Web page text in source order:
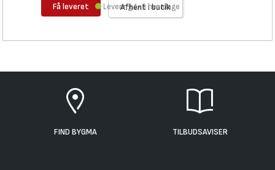
Få leveret Afhent i butik
Levering 1-3 hverdage
FIND BYGMA TILBUDSAVISER